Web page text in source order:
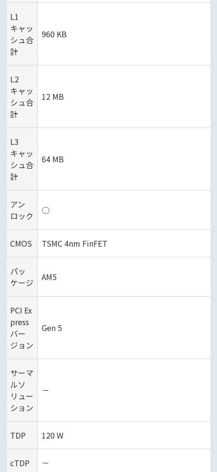
L1
キャッ
シュ合
計
960 KB
L2
キャッ
シュ合
計
12 MB
L3
キャッ
シュ合
計
64 MB
アン
ロック
○
CMOS TSMC 4nm FinFET
パッ
ケージ
AM5
PCI Ex
press
バー
ジョン
Gen 5
サーマ
ルソ
リュー
ション
－
TDP 120 W
cTDP －